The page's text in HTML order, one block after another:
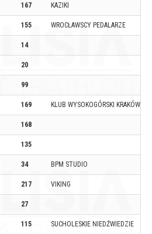
167 KAZIKI
155 WROCŁAWSCY PEDALARZE
14
20
99
169 KLUB WYSOKOGÓRSKI KRAKÓW
168
135
34 BPM STUDIO
217 VIKING
27
115 SUCHOLESKIE NIEDŹWIEDZIE